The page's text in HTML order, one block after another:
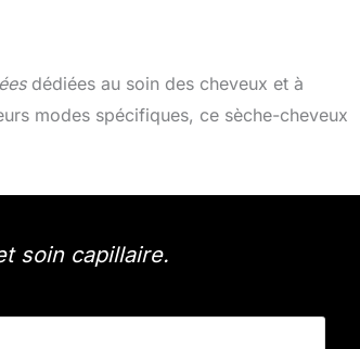
dédiées au soin des cheveux et à
modes spécifiques, ce sèche-cheveux
soin capillaire.